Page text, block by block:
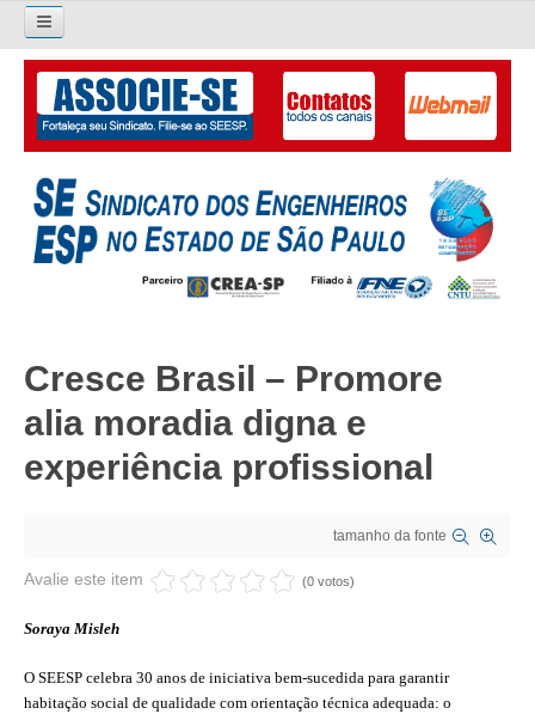
Pesquisar...
O SINDICATO
APRESENTAÇÃO
PALAVRA DO PRESIDENTE
LIVRO GESTÃO 2026-2029
SUBSEDES SINDICAIS
GALERIA EX-PRESIDENTES
CRESCE BRASIL
CONSELHO TECNOLÓGICO
HISTÓRICO E ATUAÇÃO
Cresce Brasil – Promore
alia moradia digna e
experiência profissional
tamanho da fonte
Avalie este item (0 votos)
Soraya Misleh
O SEESP celebra 30 anos de iniciativa bem-sucedida para garantir
habitação social de qualidade com orientação técnica adequada: o